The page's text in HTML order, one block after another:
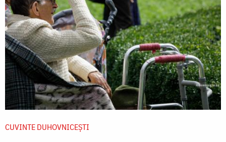
CUVINTE DUHOVNICEȘTI